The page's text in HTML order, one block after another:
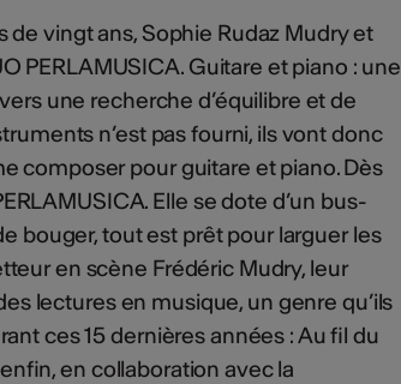
vingt ans, Sophie Rudaz Mudry et
PERLAMUSICA. Guitare et piano : une
une recherche d’équilibre et de
n’est pas fourni, ils vont donc
composer pour guitare et piano. Dès
Elle se dote d’un bus-
bouger, tout est prêt pour larguer les
en scène Frédéric Mudry, leur
lectures en musique, un genre qu’ils
ces 15 dernières années : Au fil du
en collaboration avec la